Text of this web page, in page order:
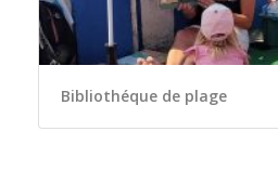
Bibliothéque de plage